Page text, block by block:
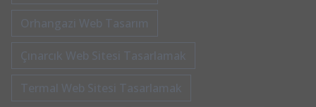
Orhangazi Web Tasarım
Çınarcık Web Sitesi Tasarlamak
Termal Web Sitesi Tasarlamak